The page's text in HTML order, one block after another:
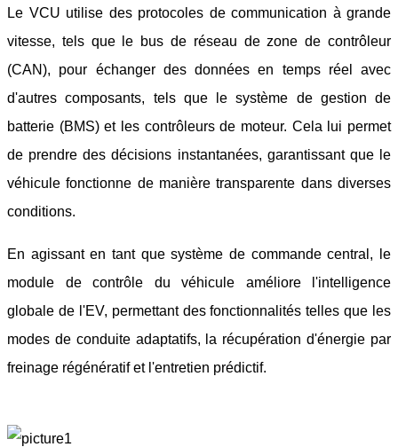
Le VCU utilise des protocoles de communication à grande
vitesse, tels que le bus de réseau de zone de contrôleur
(CAN), pour échanger des données en temps réel avec
d'autres composants, tels que le système de gestion de
batterie (BMS) et les contrôleurs de moteur. Cela lui permet
de prendre des décisions instantanées, garantissant que le
véhicule fonctionne de manière transparente dans diverses
conditions.
En agissant en tant que système de commande central, le
module de contrôle du véhicule améliore l'intelligence
globale de l'EV, permettant des fonctionnalités telles que les
modes de conduite adaptatifs, la récupération d'énergie par
freinage régénératif et l'entretien prédictif.